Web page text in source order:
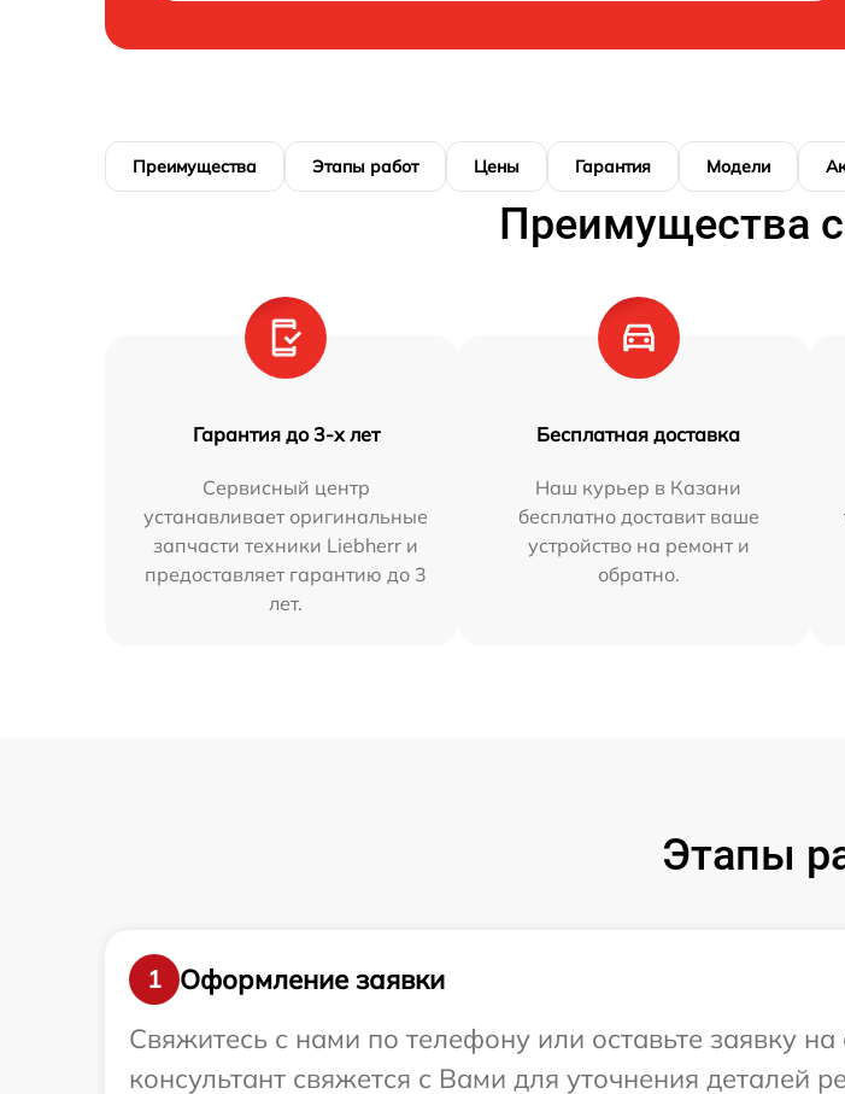
Преимущества Этапы работ Цены Гарантия Модели
Преимущества
Гарантия до 3-х лет
Сервисный центр
устанавливает оригинальные
запчасти техники Liebherr и
предоставляет гарантию до 3
лет.
Бесплатная доставка
Наш курьер в Казани
бесплатно доставит ваше
устройство на ремонт и
обратно.
Этапы
1
Оформление заявки
Свяжитесь с нами по телефону или оставьте заявку
консультант свяжется с Вами для уточнения деталей